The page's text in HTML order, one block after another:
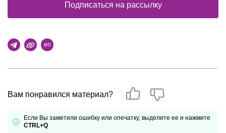
Português
en
Вам понравился материал?
Если Вы заметили ошибку или опечатку, выделите ее и нажмите
CTRL+Q
Подписаться на рассылку